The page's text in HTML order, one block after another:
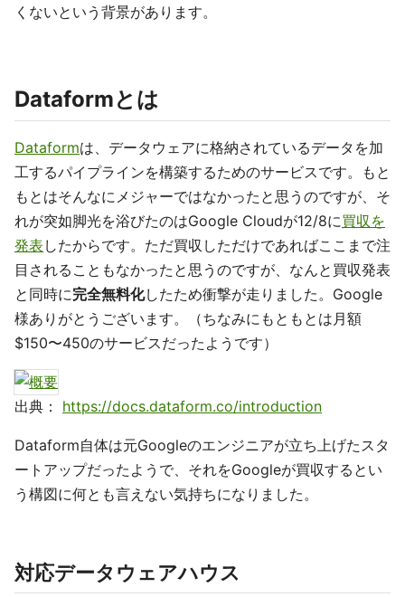
くないという背景があります。
Dataformとは
Dataformは、データウェアに格納されているデータを加
工するパイプラインを構築するためのサービスです。もと
もとはそんなにメジャーではなかったと思うのですが、そ
れが突如脚光を浴びたのはGoogle Cloudが12/8に買収を
発表 したからです。ただ買収しただけであればここまで注
目されることもなかったと思うのですが、なんと買収発表
と同時に完全無料化したため衝撃が走りました。Google
様ありがとうございます。（ちなみにもともとは月額
$150〜450のサービスだったようです）
出典： https://docs.dataform.co/introduction
Dataform自体は元Googleのエンジニアが立ち上げたスタ
ートアップだったようで、それをGoogleが買収するとい
う構図に何とも言えない気持ちになりました。
対応データウェアハウス